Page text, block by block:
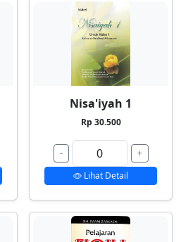
Nisa'iyah 1
Rp 30.500
-
+
Lihat Detail